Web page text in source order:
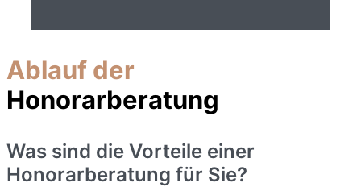
Ablauf der
Honorarberatung
Was sind die Vorteile einer
Honorarberatung für Sie?